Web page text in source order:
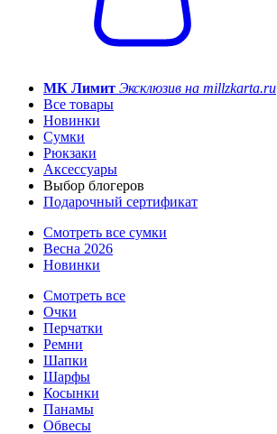
МК Лимит Эксклюзив на millzkarta.ru
Все товары
Новинки
Сумки
Рюкзаки
Аксессуары
Выбор блогеров
Подарочный сертификат
Смотреть все сумки
Весна 2026
Новинки
Смотреть все
Очки
Перчатки
Ремни
Шапки
Шарфы
Косынки
Панамы
Обвесы